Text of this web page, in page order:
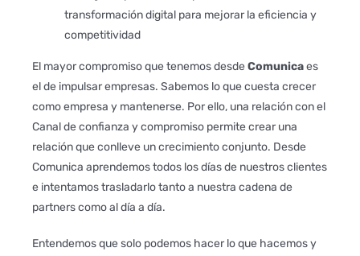
transformación digital para mejorar la eficiencia y
competitividad
El mayor compromiso que tenemos desdeComunicaes
el de impulsar empresas. Sabemos lo que cuesta crecer
como empresa y mantenerse. Por ello, una relación con el
Canal de confianza y compromiso permite crear una
relación que conlleve un crecimiento conjunto. Desde
Comunica aprendemos todos los días de nuestros clientes
e intentamos trasladarlo tanto a nuestra cadena de
partners como al día a día.
Entendemos que solo podemos hacer lo que hacemos y